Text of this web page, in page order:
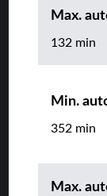
Max.
132 min
Min.
352 min
Max.